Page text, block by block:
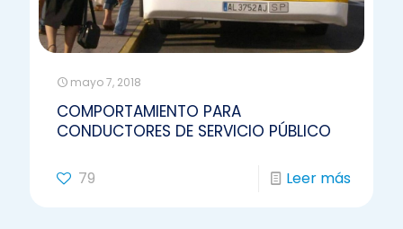
mayo 7, 2018
COMPORTAMIENTO PARA
CONDUCTORES DE SERVICIO PÚBLICO
79 Leer más